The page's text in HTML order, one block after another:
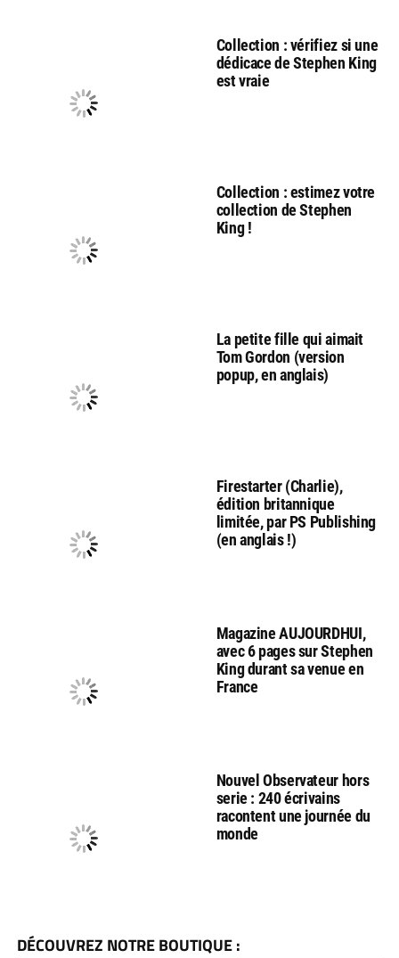
Collection : vérifiez si une
dédicace de Stephen King
est vraie
Collection : estimez votre
collection de Stephen
King !
La petite fille qui aimait
Tom Gordon (version
popup, en anglais)
Firestarter (Charlie),
édition britannique
limitée, par PS Publishing
(en anglais !)
Magazine AUJOURDHUI,
avec 6 pages sur Stephen
King durant sa venue en
France
Nouvel Observateur hors
serie : 240 écrivains
racontent une journée du
monde
DÉCOUVREZ NOTRE BOUTIQUE :